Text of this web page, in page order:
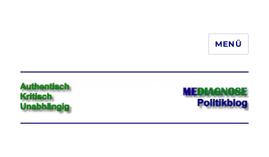
Jeder hat das Recht, seine
Meinung in Wort, Schrift und Bild
frei zu äußern und zu verbreiten
MENÜ